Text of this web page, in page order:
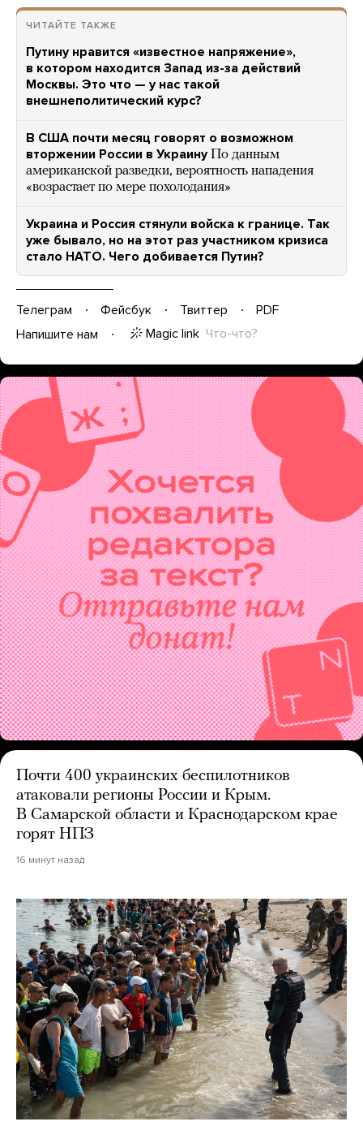
ЧИТАЙТЕ ТАКЖЕ
Путину нравится «известное напряжение»,
в котором находится Запад из-за действий
Москвы. Это что — у нас такой
внешнеполитический курс?
В США почти месяц говорят о возможном
вторжении России в Украину По данным
американской разведки, вероятность нападения
«возрастает по мере похолодания»
Украина и Россия стянули войска к границе. Так
уже бывало, но на этот раз участником кризиса
стало НАТО. Чего добивается Путин?
Телеграм Фейсбук Твиттер
PDF
Напишите нам
Magic link Что-что?
Почти 400 украинских беспилотников
атаковали регионы России и Крым.
В Самарской области и Краснодарском крае
горят НПЗ
16 минут назад